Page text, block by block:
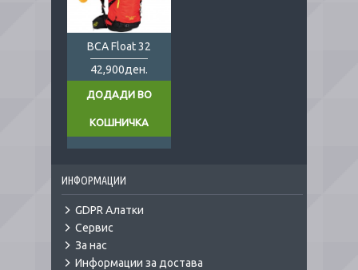
BCA Float 32
42,900ден.
ДОДАДИ ВО
КОШНИЧКА
ИНФОРМАЦИИ
GDPR Алатки
Сервис
За нас
Информации за достава